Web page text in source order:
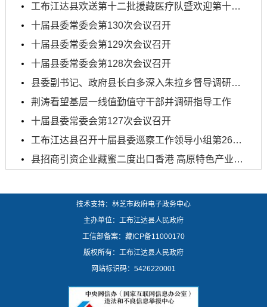
工布江达县欢送第十二批援藏医疗队暨欢迎第十二批援...
十届县委常委会第130次会议召开
十届县委常委会第129次会议召开
十届县委常委会第128次会议召开
县委副书记、政府县长白多深入朱拉乡督导调研近期重...
荆涛看望基层一线值勤值守干部并调研指导工作
十届县委常委会第127次会议召开
工布江达县召开十届县委巡察工作领导小组第26次会议
县招商引资企业藏蜜二度出口香港 高原特色产业国际化...
技术支持：林芝市政府电子政务中心
主办单位：工布江达县人民政府
工信部备案： 藏ICP备11000170
版权所有：工布江达县人民政府
网站标识码：5426220001